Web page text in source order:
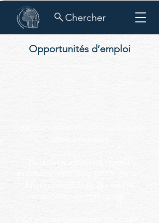
Chercher
Opportunités d’emploi
Pour le moment, nous n'avons aucun
Nous vous invitons à revenir
prochainement pour découvrir les
futures possibilités, qui seront
Vous pouvez également nous suivre